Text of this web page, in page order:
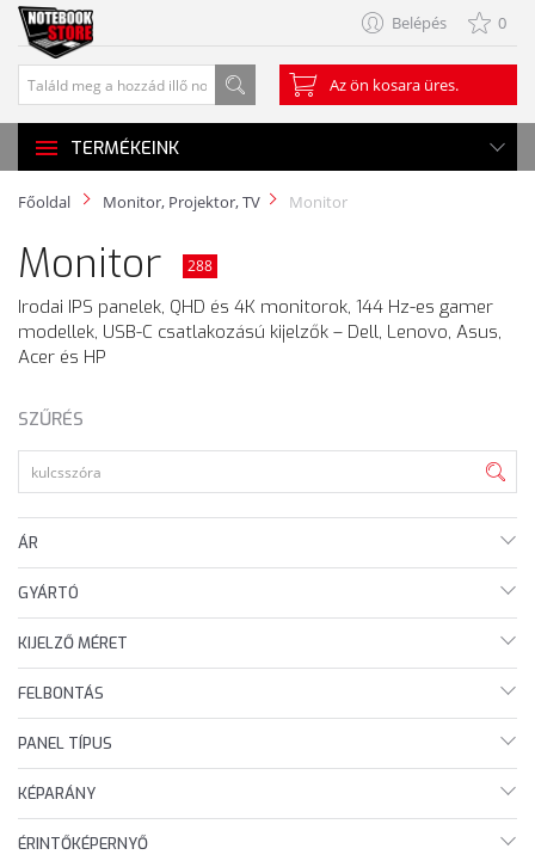
Belépés 0
Az ön kosara üres.
TERMÉKEINK
Főoldal Monitor, Projektor, TV Monitor
Monitor 288
Irodai IPS panelek, QHD és 4K monitorok, 144 Hz-es gamer
modellek, USB-C csatlakozású kijelzők – Dell, Lenovo, Asus,
Acer és HP
SZŰRÉS
ÁR
GYÁRTÓ
KIJELZŐ MÉRET
FELBONTÁS
PANEL TÍPUS
KÉPARÁNY
ÉRINTŐKÉPERNYŐ